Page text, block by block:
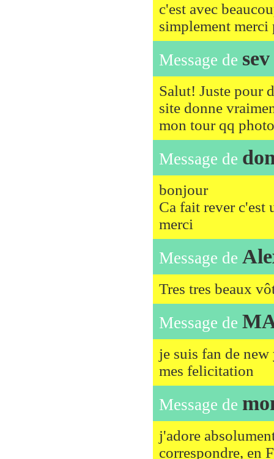
c'est avec
simplement
Message de sev
Salut! Juste pour
site donne
mon tour qq
Message de
bonjour
Ca fait rever
merci
Message de
Tres tres beaux
Message de
je suis fan de
mes felicitation
Message de
j'adore
correspondre, en